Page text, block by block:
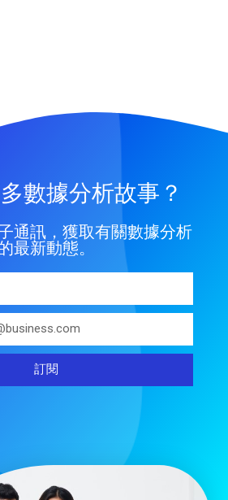
數據分析故事？
通訊，獲取有關數據分析
最新動態。
訂閱